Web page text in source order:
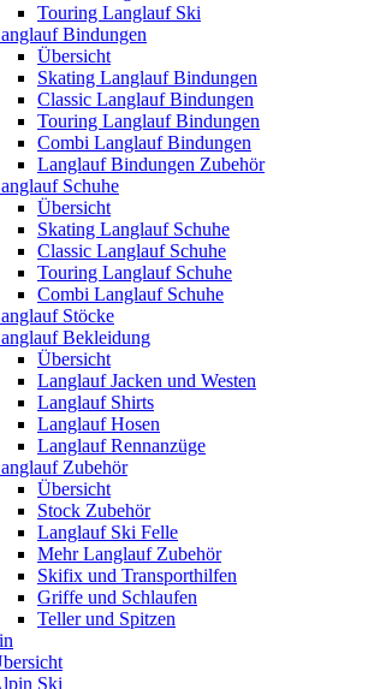
Touring Langlauf Ski
Bindungen
Übersicht
Skating Langlauf Bindungen
Classic Langlauf Bindungen
Touring Langlauf Bindungen
Combi Langlauf Bindungen
Langlauf Bindungen Zubehör
Schuhe
Übersicht
Skating Langlauf Schuhe
Classic Langlauf Schuhe
Touring Langlauf Schuhe
Combi Langlauf Schuhe
Stöcke
Bekleidung
Übersicht
Langlauf Jacken und Westen
Langlauf Shirts
Langlauf Hosen
Langlauf Rennanzüge
Zubehör
Übersicht
Stock Zubehör
Langlauf Ski Felle
Mehr Langlauf Zubehör
Skifix und Transporthilfen
Griffe und Schlaufen
Teller und Spitzen
Ski